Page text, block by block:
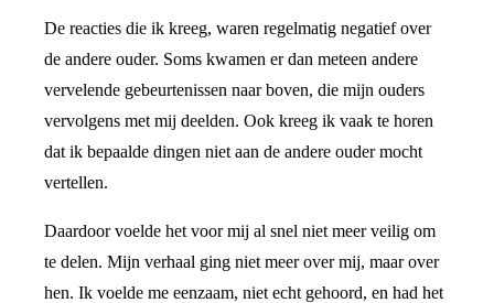
De reacties die ik kreeg, waren regelmatig negatief over
de andere ouder. Soms kwamen er dan meteen andere
vervelende gebeurtenissen naar boven, die mijn ouders
vervolgens met mij deelden. Ook kreeg ik vaak te horen
dat ik bepaalde dingen niet aan de andere ouder mocht
vertellen.
Daardoor voelde het voor mij al snel niet meer veilig om
te delen. Mijn verhaal ging niet meer over mij, maar over
hen. Ik voelde me eenzaam, niet echt gehoord, en had het